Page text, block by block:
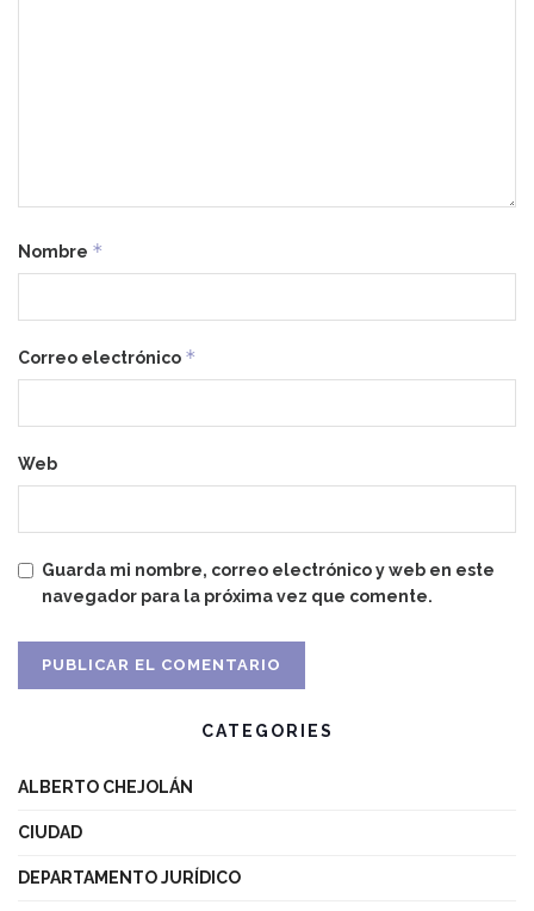
Nombre *
Correo electrónico *
Web
Guarda mi nombre, correo electrónico y web en este
navegador para la próxima vez que comente.
CATEGORIES
ALBERTO CHEJOLÁN
CIUDAD
DEPARTAMENTO JURÍDICO